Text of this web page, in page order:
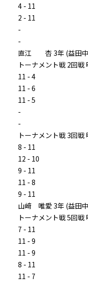
4 - 11
2 - 11
-
-
直江 杏 3年 (益田中)
トーナメント戦 2回戦
11 - 4
11 - 6
11 - 5
-
-
トーナメント戦 3回戦
8 - 11
12 - 10
9 - 11
11 - 8
9 - 11
山﨑 唯愛 3年 (益田中
トーナメント戦 5回戦
7 - 11
11 - 9
11 - 9
8 - 11
11 - 7